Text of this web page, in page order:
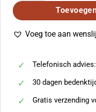
Voeg toe aan
Telefonisch
30 dagen
Gratis verzending